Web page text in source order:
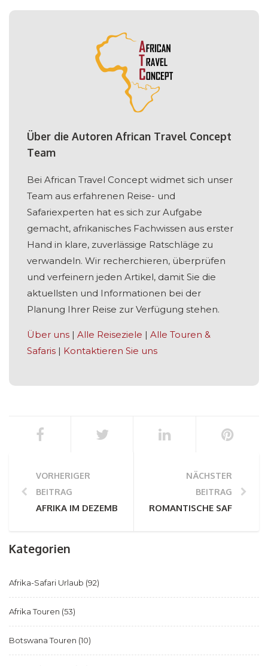
Über die Autoren African Travel Concept
Team
Bei African Travel Concept widmet sich unser
Team aus erfahrenen Reise- und
Safariexperten hat es sich zur Aufgabe
gemacht, afrikanisches Fachwissen aus erster
Hand in klare, zuverlässige Ratschläge zu
verwandeln. Wir recherchieren, überprüfen
und verfeinern jeden Artikel, damit Sie die
aktuellsten und Informationen bei der
Planung Ihrer Reise zur Verfügung stehen.
Über uns | Alle Reiseziele | Alle Touren &
Safaris | Kontaktieren Sie uns
VORHERIGER
BEITRAG
AFRIKA IM DEZEMBER - EIN FÜHRER ZU DEN BESTEN
NÄCHSTER
BEITRAG
ROMANTISCHE SAFARI-
Kategorien
Afrika-Safari Urlaub (92)
Afrika Touren (53)
Botswana Touren (10)